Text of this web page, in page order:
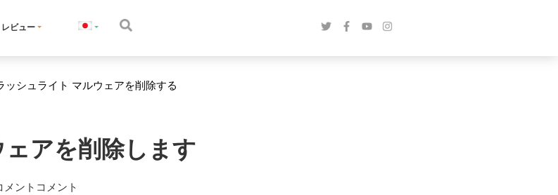
レビュー
シュライト マルウェアを削除する
アを削除します
メントコメント